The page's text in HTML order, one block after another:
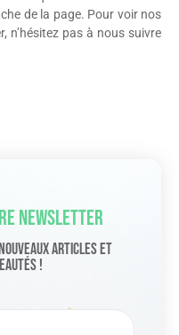
de la page. Pour voir nos
n’hésitez pas à nous suivre
Newsletter
Articles Et
!